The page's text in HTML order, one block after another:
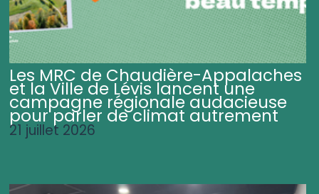
Les MRC de Chaudière-Appalaches
et la Ville de Lévis lancent une
campagne régionale audacieuse
pour parler de climat autrement
21 juillet 2026